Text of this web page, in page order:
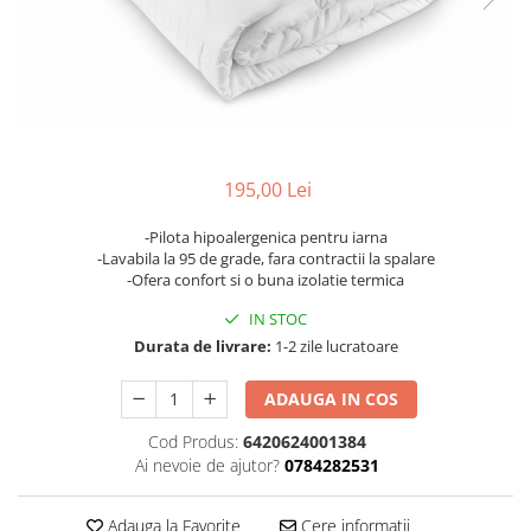
Metraje fețe de masă
Metraje impermeabile
Lenjerii de pat policoton
Lenjerii de pat finet 6 piese
Lenjerii de pat percale - bumbac
Lenjerii de pat creponate -
bumbac 100%
195,00 Lei
-Pilota hipoalergenica pentru iarna
-Lavabila la 95 de grade, fara contractii la spalare
-Ofera confort si o buna izolatie termica
IN STOC
Durata de livrare: 1-2 zile lucratoare
ADAUGA IN COS
Cod Produs: 6420624001384
Ai nevoie de ajutor? 0784282531
Adauga la Favorite Cere informatii